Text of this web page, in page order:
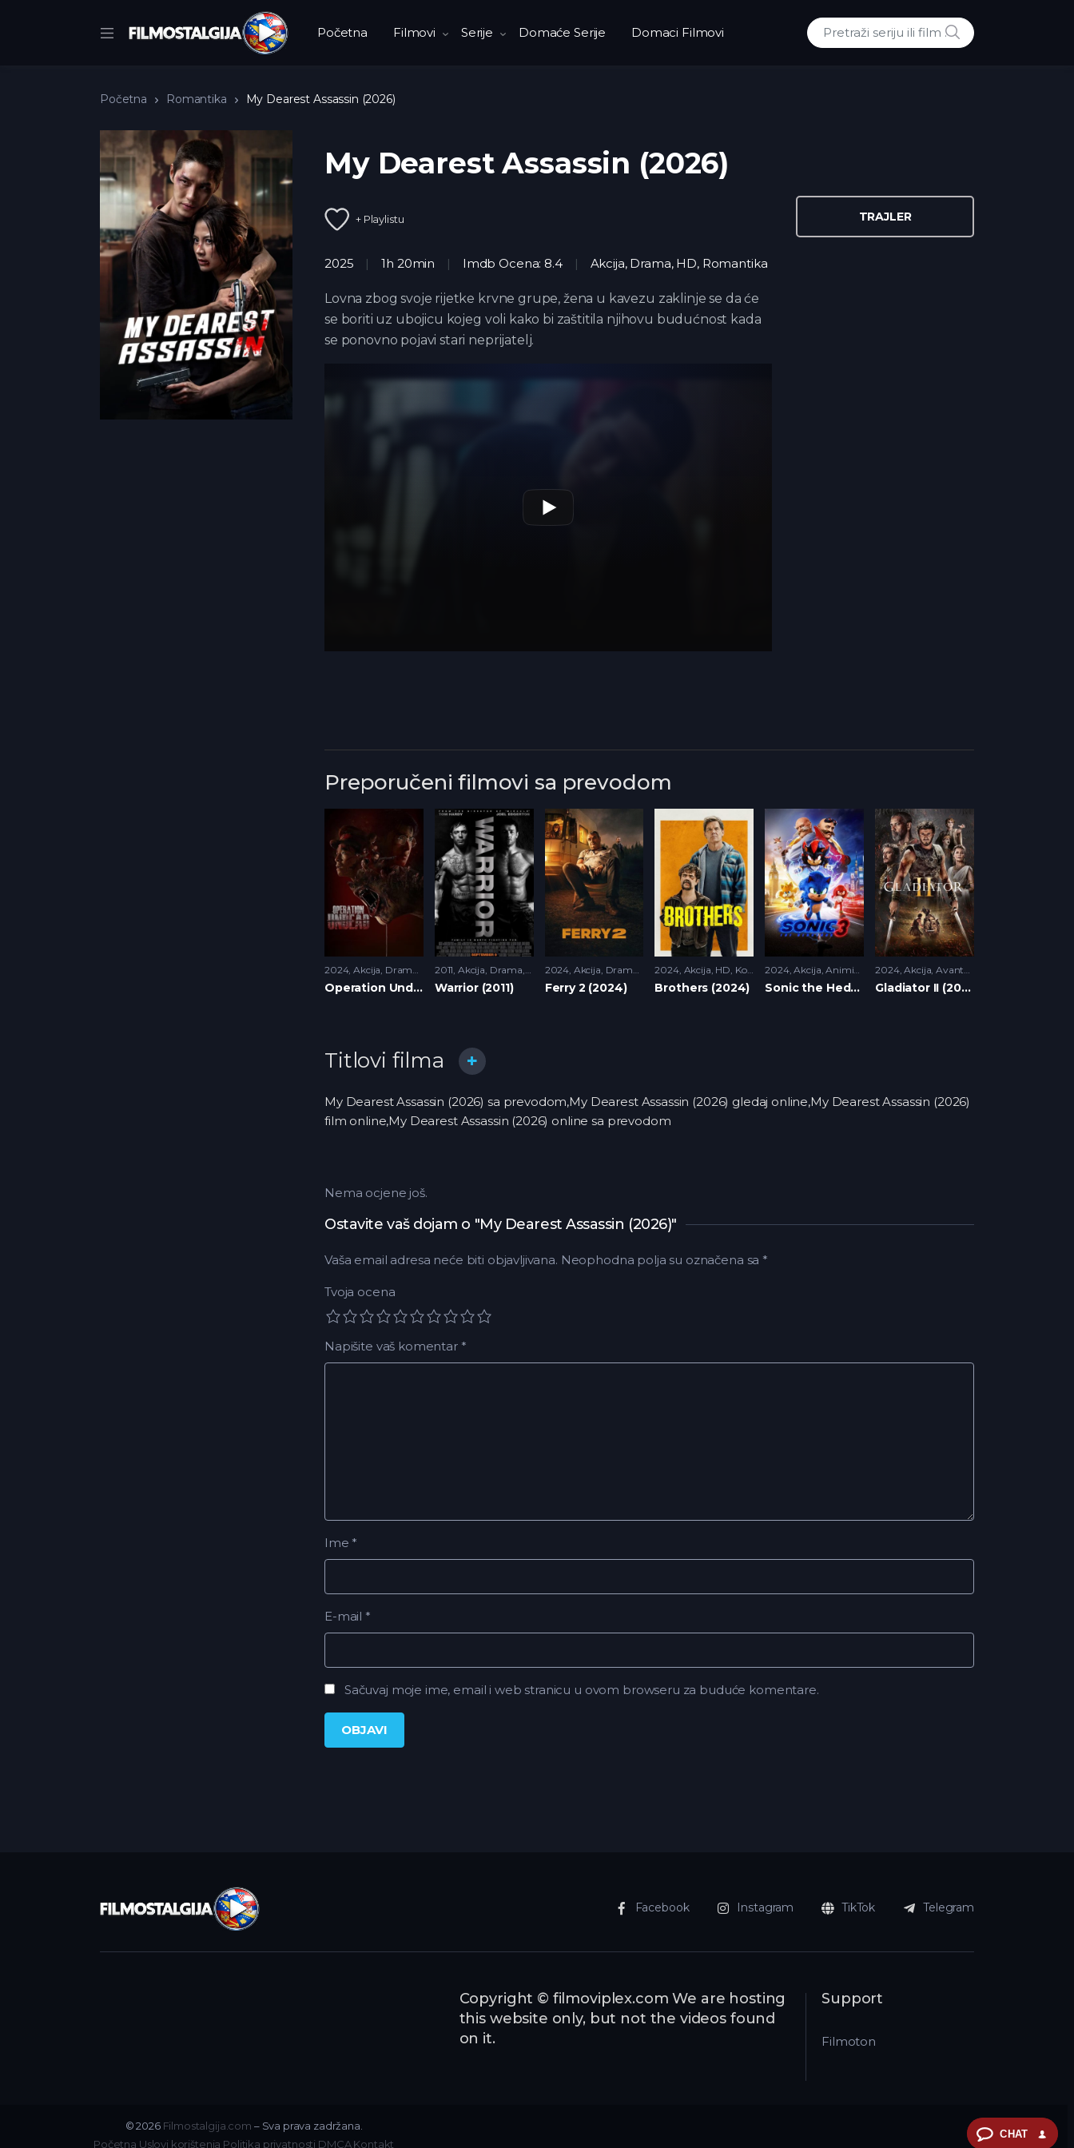
Početna Filmovi Serije Domaće Serije Domaci Filmovi
Traži:
POTRAZI
Početna Romantika My Dearest Assassin (2026)
TRAJLER
My Dearest Assassin (2026)
+ Playlistu
2025 1h 20min Imdb Ocena: 8.4 Akcija, Drama, HD, Romantika
Lovna zbog svoje rijetke krvne grupe, žena u kavezu zaklinje se da će
se boriti uz ubojicu kojeg voli kako bi zaštitila njihovu budućnost kada
se ponovno pojavi stari neprijatelj.
Preporučeni filmovi sa prevodom
2024 Akcija, Drama HD,Horor
Operation Undead (2024)
2011 Akcija, Drama, HD
Warrior (2011)
2024 Akcija, Drama , HD,Krimi,Triler
Ferry 2 (2024)
2024 Akcija, HD, Komedija ,Krimi
Brothers (2024)
2024 Akcija,Animirani ,HD
Sonic the Hedgehog 3 (2024)
2024 Akcija,Avantura
Gladiator II (2024)
Titlovi filma
My Dearest Assassin (2026) sa prevodom,My Dearest Assassin (2026) gledaj online,My Dearest Assassin (2026)
film online,My Dearest Assassin (2026) online sa prevodom
Ostavite vaš dojam o "My Dearest Assassin (2026)"
Vaša email adresa neće biti objavljivana. Neophodna polja su označena sa *
Tvoja ocena
Napišite vaš komentar *
Ime *
E-mail *
Sačuvaj moje ime, email i web stranicu u ovom browseru za buduće komentare.
Nema ocjene još.
Facebook Instagram TikTok Telegram
Copyright © filmoviplex.com We are hosting
this website only, but not the videos found
on it.
Support
Filmoton
© 2026 Filmostalgija.com – Sva prava zadržana.
Početna Uslovi korištenja Politika privatnosti DMCA Kontakt
CHAT